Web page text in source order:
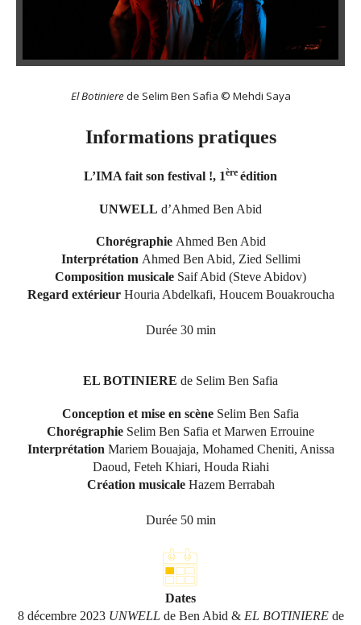
El Botinierede Selim Ben Safia © Mehdi Saya
Informations pratiques
L’IMA fait son festival !, 1ère édition
UNWELL d’Ahmed Ben Abid
Chorégraphie Ahmed Ben Abid
Interprétation Ahmed Ben Abid, Zied Sellimi
Composition musicale Saif Abid (Steve Abidov)
Regard extérieur Houria Abdelkafi, Houcem Bouakroucha
Durée 30 min
EL BOTINIERE de Selim Ben Safia
Conception et mise en scène Selim Ben Safia
Chorégraphie Selim Ben Safia et Marwen Errouine
Interprétation Mariem Bouajaja, Mohamed Cheniti, Anissa
Daoud, Feteh Khiari, Houda Riahi
Création musicale Hazem Berrabah
Durée 50 min
Dates
8 décembre 2023 UNWELL de Ben Abid & EL BOTINIEREde